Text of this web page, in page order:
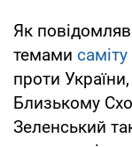
Як
темами
проти
Близькому
Зеленський